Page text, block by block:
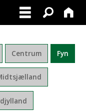
Centrum Fyn